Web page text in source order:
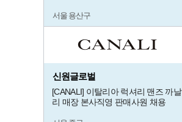
서울 용산구
신원글로벌
[CANALI] 이탈리아 럭셔리 맨즈 까날
리 매장 본사직영 판매사원 채용